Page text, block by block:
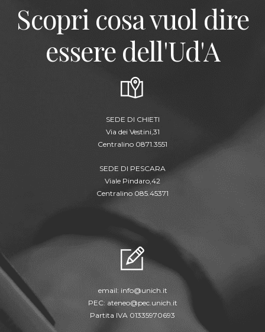
Scopri cosa vuol dire
essere dell'Ud'A
SEDE DI CHIETI
Via dei Vestini,31
Centralino 0871.3551
SEDE DI PESCARA
Viale Pindaro,42
Centralino 085.45371
email: info@unich.it
PEC:ateneo@pec.unich.it
Partita IVA 01335970693